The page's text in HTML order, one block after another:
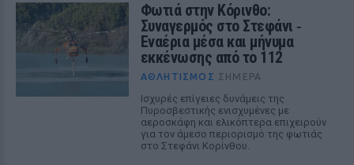
Φωτιά στην Κόρινθο:
Συναγερμός στο Στεφάνι ‑
Εναέρια μέσα και μήνυμα
εκκένωσης από το 112
ΑΘΛΗΤΙΣΜΌΣ ΣΉΜΕΡΑ
Ισχυρές επίγειες δυνάμεις της
Πυροσβεστικής ενισχυμένες με
αεροσκάφη και ελικόπτερα επιχειρούν
για τον άμεσο περιορισμό της φωτιάς
στο Στεφάνι Κορίνθου.